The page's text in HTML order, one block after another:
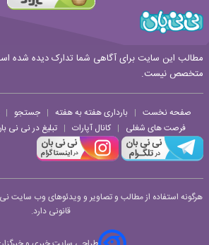
مطالب این سایت برای آگاهی شما تدارک دیده شده
متخصص نیست.
صفحه نخست | بارداری هفته به هفته | جستجو |
فرصت های شغلی | کانال آپارات | تبلیغ در نی نی
هرگونه استفاده از مطالب و تصاویر و ویدئوهای وب سایت
قانونی دارد.